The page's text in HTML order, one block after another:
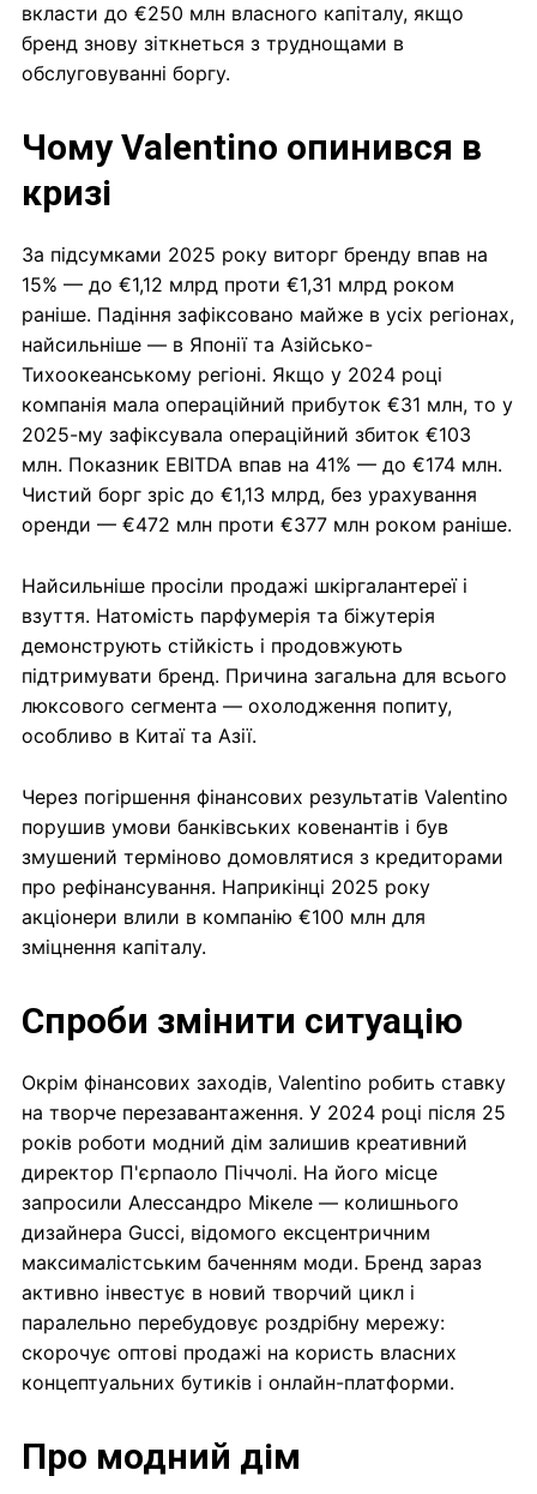
вкласти до €250 млн власного капіталу, якщо
бренд знову зіткнеться з труднощами в
обслуговуванні боргу.
Чому Valentino опинився в
кризі
За підсумками 2025 року виторг бренду впав на
15% — до €1,12 млрд проти €1,31 млрд роком
раніше. Падіння зафіксовано майже в усіх регіонах,
найсильніше — в Японії та Азійсько-
Тихоокеанському регіоні. Якщо у 2024 році
компанія мала операційний прибуток €31 млн, то у
2025-му зафіксувала операційний збиток €103
млн. Показник EBITDA впав на 41% — до €174 млн.
Чистий борг зріс до €1,13 млрд, без урахування
оренди — €472 млн проти €377 млн роком раніше.
Найсильніше просіли продажі шкіргалантереї і
взуття. Натомість парфумерія та біжутерія
демонструють стійкість і продовжують
підтримувати бренд. Причина загальна для всього
люксового сегмента — охолодження попиту,
особливо в Китаї та Азії.
Через погіршення фінансових результатів Valentino
порушив умови банківських ковенантів і був
змушений терміново домовлятися з кредиторами
про рефінансування. Наприкінці 2025 року
акціонери влили в компанію €100 млн для
зміцнення капіталу.
Спроби змінити ситуацію
Окрім фінансових заходів, Valentino робить ставку
на творче перезавантаження. У 2024 році після 25
років роботи модний дім залишив креативний
директор П'єрпаоло Піччолі. На його місце
запросили Алессандро Мікеле — колишнього
дизайнера Gucci, відомого ексцентричним
максималістським баченням моди. Бренд зараз
активно інвестує в новий творчий цикл і
паралельно перебудовує роздрібну мережу:
скорочує оптові продажі на користь власних
концептуальних бутиків і онлайн-платформи.
Про модний дім